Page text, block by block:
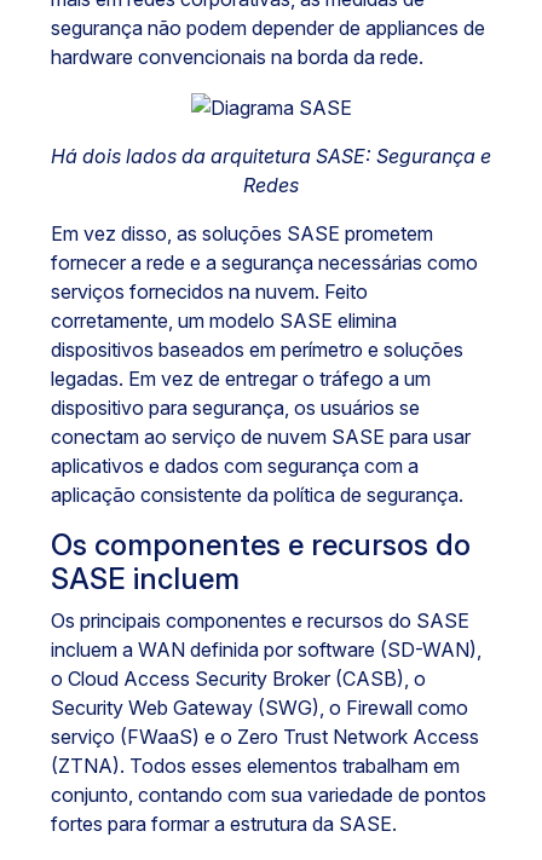
segurança não podem depender de appliances de
hardware convencionais na borda da rede.
Há dois lados da arquitetura SASE: Segurança e
Redes
Em vez disso, as soluções SASE prometem
fornecer a rede e a segurança necessárias como
serviços fornecidos na nuvem. Feito
corretamente, um modelo SASE elimina
dispositivos baseados em perímetro e soluções
legadas. Em vez de entregar o tráfego a um
dispositivo para segurança, os usuários se
conectam ao serviço de nuvem SASE para usar
aplicativos e dados com segurança com a
aplicação consistente da política de segurança.
Os componentes e recursos do
SASE incluem
Os principais componentes e recursos do SASE
incluem a WAN definida por software (SD-WAN),
o Cloud Access Security Broker (CASB), o
Security Web Gateway (SWG), o Firewall como
serviço (FWaaS) e o Zero Trust Network Access
(ZTNA). Todos esses elementos trabalham em
conjunto, contando com sua variedade de pontos
fortes para formar a estrutura da SASE.